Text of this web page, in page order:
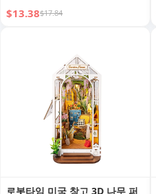
엘리베이터 콩 주머니 스위치 조
$13.38$17.84
로봇타임 미국 창고 3D 나무 퍼